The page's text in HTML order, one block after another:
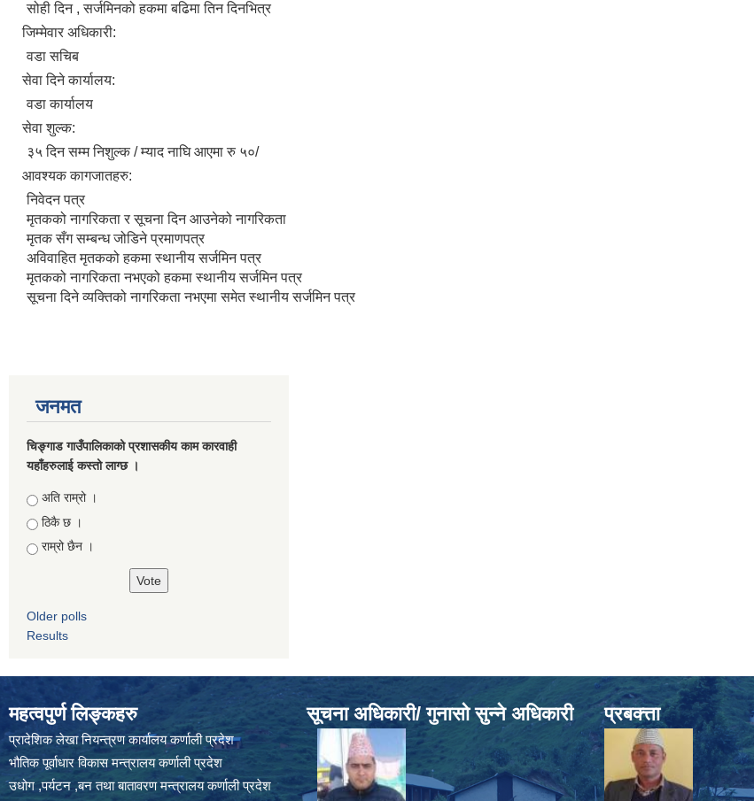
सोही दिन , सर्जमिनको हकमा बढिमा तिन दिनभित्र
जिम्मेवार अधिकारी:
वडा सचिब
सेवा दिने कार्यालय:
वडा कार्यालय
सेवा शुल्क:
३५ दिन सम्म निशुल्क / म्याद नाघि आएमा रु ५०/
आवश्यक कागजातहरु:
निवेदन पत्र
मृतकको नागरिकता र सूचना दिन आउनेको नागरिकता
मृतक सँग सम्बन्ध जोडिने प्रमाणपत्र
अविवाहित मृतकको हकमा स्थानीय सर्जमिन पत्र
मृतकको नागरिकता नभएको हकमा स्थानीय सर्जमिन पत्र
सूचना दिने व्यक्तिको नागरिकता नभएमा समेत स्थानीय सर्जमिन पत्र
जनमत
चिङ्गाड गाउँपालिकाको प्रशासकीय काम कारवाही
यहाँहरुलाई कस्तो लाग्छ ।
Choices
अति राम्रो ।
ठिकै छ ।
राम्रो छैन ।
Older polls
Results
महत्वपुर्ण लिङ्कहरु
प्रादेशिक लेखा नियन्त्रण कार्यालय कर्णाली प्रदेश
भौतिक पूर्वाधार विकास मन्त्रालय कर्णाली प्रदेश
उधोग ,पर्यटन ,बन तथा बातावरण मन्त्रालय कर्णाली प्रदेश
सूचना अधिकारी/ गुनासो सुन्ने अधिकारी प्रबक्त्ता